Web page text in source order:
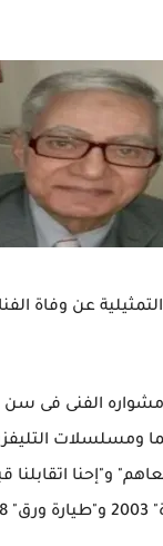
عن وفاة
الفنى فى سن
ومسلسلات